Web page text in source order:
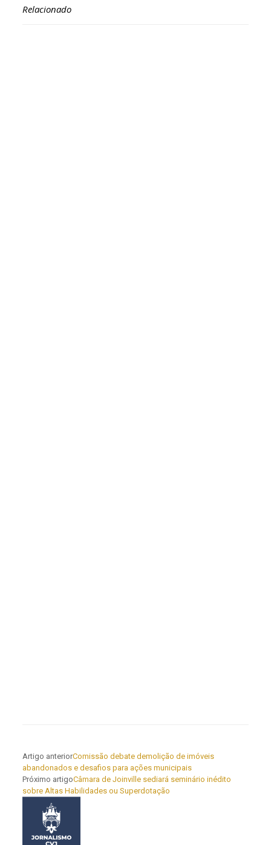
Relacionado
Artigo anteriorComissão debate demolição de imóveis
abandonados e desafios para ações municipais
Próximo artigoCâmara de Joinville sediará seminário inédito
sobre Altas Habilidades ou Superdotação